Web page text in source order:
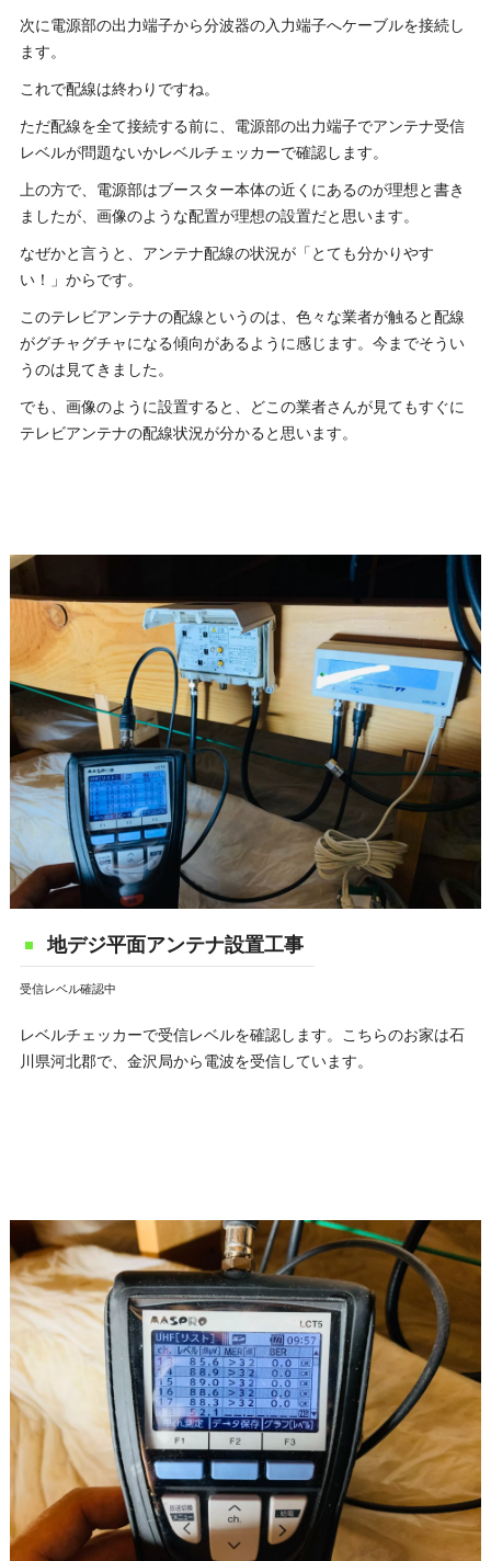
次に電源部の出力端子から分波器の入力端子へケーブルを接続し
ます。
これで配線は終わりですね。
ただ配線を全て接続する前に、電源部の出力端子でアンテナ受信
レベルが問題ないかレベルチェッカーで確認します。
上の方で、電源部はブースター本体の近くにあるのが理想と書き
ましたが、画像のような配置が理想の設置だと思います。
なぜかと言うと、アンテナ配線の状況が「とても分かりやす
い！」からです。
このテレビアンテナの配線というのは、色々な業者が触ると配線
がグチャグチャになる傾向があるように感じます。今までそうい
うのは見てきました。
でも、画像のように設置すると、どこの業者さんが見てもすぐに
テレビアンテナの配線状況が分かると思います。
地デジ平面アンテナ設置工事
受信レベル確認中
レベルチェッカーで受信レベルを確認します。こちらのお家は石
川県河北郡で、金沢局から電波を受信しています。